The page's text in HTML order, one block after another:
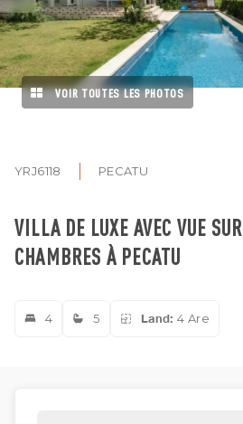
VOIR TOUTES LES PHOTOS
YRJ6118 PECATU
VILLA DE LUXE AVEC VUE
CHAMBRES À PECATU
4 5 Land: 4 Are